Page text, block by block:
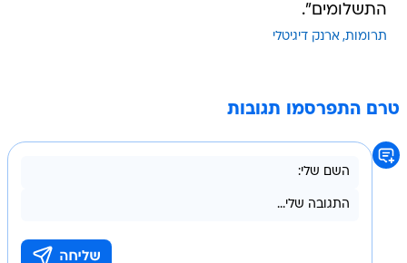
התשלומים".
תרומות ארנק דיגיטלי
טרם התפרסמו תגובות